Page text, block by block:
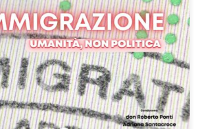
è fatta di persone! Adriana e don
dei temi più complessi del nostro tempo:
solo di numeri o sicurezza, ma di
In questa puntata: l’eredità di San
e Santa Francesca Saverio Cabrini, […]